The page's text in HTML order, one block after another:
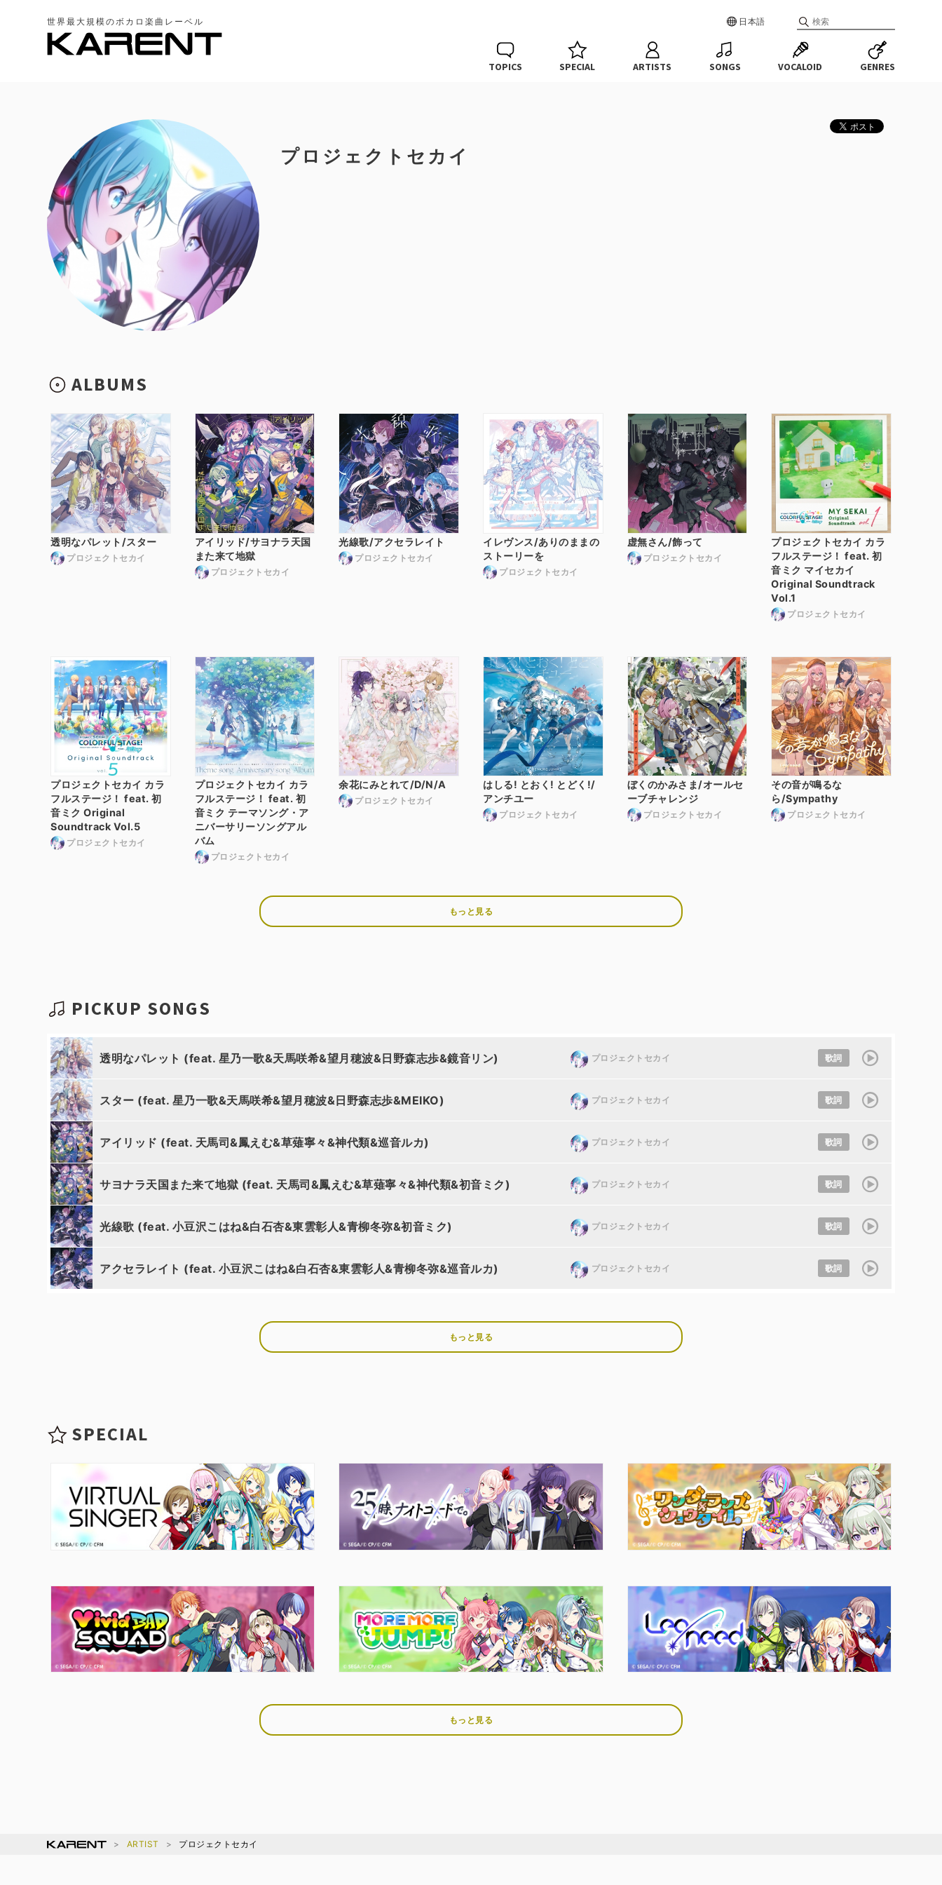
世界最大規模のボカロ楽曲レーベル 日本語
TOPICS SPECIAL ARTISTS SONGS VOCALOID GENRES
プロジェクトセカイ
ALBUMS
透明なパレット/スター
プロジェクトセカイ
アイリッド/サヨナラ天国
また来て地獄
プロジェクトセカイ
光線歌/アクセラレイト
プロジェクトセカイ
イレヴンス/ありのままの
ストーリーを
プロジェクトセカイ
虚無さん/飾って
プロジェクトセカイ
プロジェクトセカイ カラ
フルステージ！ feat. 初
音ミク マイセカイ
Original Soundtrack
Vol.1
プロジェクトセカイ
プロジェクトセカイ カラ
フルステージ！ feat. 初
音ミク Original
Soundtrack Vol.5
プロジェクトセカイ
プロジェクトセカイ カラ
フルステージ！ feat. 初
音ミク テーマソング・ア
ニバーサリーソングアル
バム
プロジェクトセカイ
余花にみとれて/D/N/A
プロジェクトセカイ
はしる! とおく! とどく!/
アンチユー
プロジェクトセカイ
ぼくのかみさま/オールセ
ーブチャレンジ
プロジェクトセカイ
その音が鳴るな
ら/Sympathy
プロジェクトセカイ
もっと見る
PICKUP SONGS
透明なパレット (feat. 星乃一歌&天馬咲希&望月穂波&日野森志歩&鏡音リン) プロジェクトセカイ 歌詞
スター (feat. 星乃一歌&天馬咲希&望月穂波&日野森志歩&MEIKO) プロジェクトセカイ 歌詞
アイリッド (feat. 天馬司&鳳えむ&草薙寧々&神代類&巡音ルカ) プロジェクトセカイ 歌詞
サヨナラ天国また来て地獄 (feat. 天馬司&鳳えむ&草薙寧々&神代類&初音ミク) プロジェクトセカイ 歌詞
光線歌 (feat. 小豆沢こはね&白石杏&東雲彰人&青柳冬弥&初音ミク) プロジェクトセカイ 歌詞
アクセラレイト (feat. 小豆沢こはね&白石杏&東雲彰人&青柳冬弥&巡音ルカ) プロジェクトセカイ 歌詞
もっと見る
SPECIAL
もっと見る
ARTIST プロジェクトセカイ